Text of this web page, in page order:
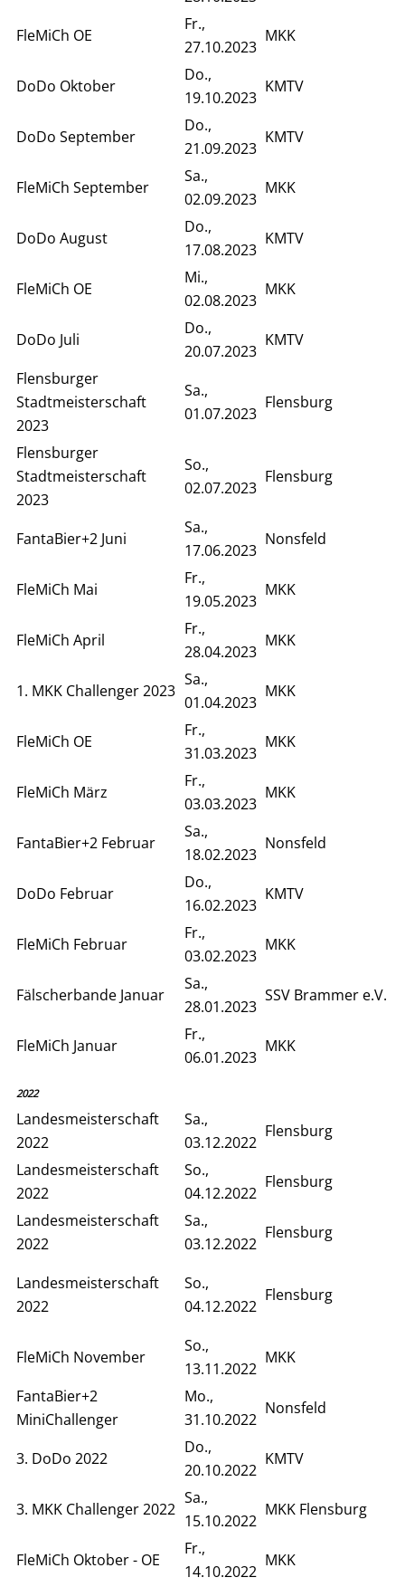
FleMiCh OE
Fr.,
27.10.2023
MKK
DoDo Oktober
Do.,
19.10.2023
KMTV
DoDo September
Do.,
21.09.2023
KMTV
FleMiCh September
Sa.,
02.09.2023
MKK
DoDo August
Do.,
17.08.2023
KMTV
FleMiCh OE
Mi.,
02.08.2023
MKK
DoDo Juli
Do.,
20.07.2023
KMTV
Flensburger
Stadtmeisterschaft
2023
Sa.,
01.07.2023
Flensburg
Flensburger
Stadtmeisterschaft
2023
So.,
02.07.2023
Flensburg
FantaBier+2 Juni
Sa.,
17.06.2023
Nonsfeld
FleMiCh Mai
Fr.,
19.05.2023
MKK
FleMiCh April
Fr.,
28.04.2023
MKK
1. MKK Challenger 2023
Sa.,
01.04.2023
MKK
FleMiCh OE
Fr.,
31.03.2023
MKK
FleMiCh März
Fr.,
03.03.2023
MKK
FantaBier+2 Februar
Sa.,
18.02.2023
Nonsfeld
DoDo Februar
Do.,
16.02.2023
KMTV
FleMiCh Februar
Fr.,
03.02.2023
MKK
Fälscherbande Januar
Sa.,
28.01.2023
SSV Brammer e.V.
FleMiCh Januar
Fr.,
06.01.2023
MKK
2022
Landesmeisterschaft
2022
Sa.,
03.12.2022
Flensburg
Landesmeisterschaft
2022
So.,
04.12.2022
Flensburg
Landesmeisterschaft
2022
Sa.,
03.12.2022
Flensburg
Landesmeisterschaft
2022
So.,
04.12.2022
Flensburg
FleMiCh November
So.,
13.11.2022
MKK
FantaBier+2
MiniChallenger
Mo.,
31.10.2022
Nonsfeld
3. DoDo 2022
Do.,
20.10.2022
KMTV
3. MKK Challenger 2022
Sa.,
15.10.2022
MKK Flensburg
FleMiCh Oktober - OE
Fr.,
14.10.2022
MKK